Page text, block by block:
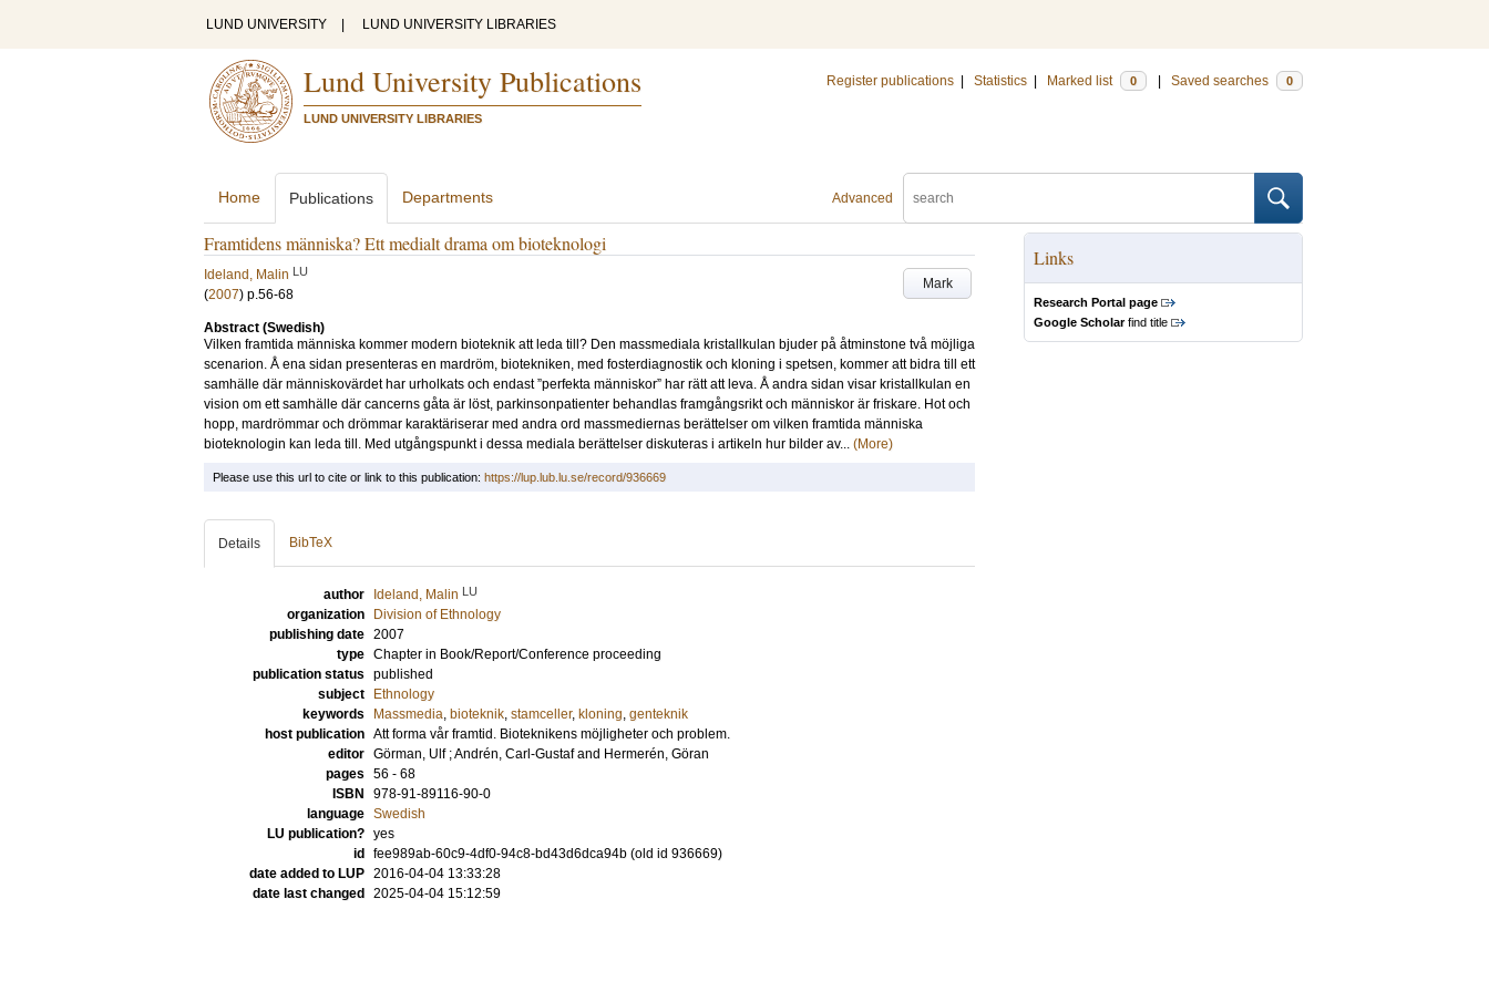
LUND UNIVERSITY LUND UNIVERSITY LIBRARIES
Lund University Publications
LUND UNIVERSITY LIBRARIES
Register publications Statistics Marked list 0 Saved searches 0
Advanced
Home Publications Departments
Framtidens människa? Ett medialt drama om bioteknologi
Mark
Ideland, Malin LU
(2007) p.56-68
Abstract (Swedish)
Vilken framtida människa kommer modern bioteknik att leda till? Den massmediala kristallkulan bjuder på åtminstone två möjliga
scenarion. Å ena sidan presenteras en mardröm, biotekniken, med fosterdiagnostik och kloning i spetsen, kommer att bidra till ett
samhälle där människovärdet har urholkats och endast ”perfekta människor” har rätt att leva. Å andra sidan visar kristallkulan en
vision om ett samhälle där cancerns gåta är löst, parkinsonpatienter behandlas framgångsrikt och människor är friskare. Hot och
hopp, mardrömmar och drömmar karaktäriserar med andra ord massmediernas berättelser om vilken framtida människa
bioteknologin kan leda till. Med utgångspunkt i dessa mediala berättelser diskuteras i artikeln hur bilder av... (More)
Links
Research Portal page
Google Scholarfind title
Please use this url to cite or link to this publication: https://lup.lub.lu.se/record/936669
Details BibTeX
author Ideland, Malin LU
organization
Division of Ethnology
publishing date 2007
type Chapter in Book/Report/Conference proceeding
publication status published
subject
Ethnology
keywords
Massmedia, bioteknik, stamceller, kloning, genteknik
host publication Att forma vår framtid. Bioteknikens möjligheter och problem.
editor Görman, Ulf ;Andrén, Carl-Gustaf and Hermerén, Göran
pages 56 - 68
ISBN
978-91-89116-90-0
language Swedish
LU publication? yes
id
fee989ab-60c9-4df0-94c8-bd43d6dca94b (old id 936669)
date added to LUP 2016-04-04 13:33:28
date last changed
2025-04-04 15:12:59